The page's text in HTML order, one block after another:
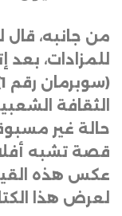
من جانبه، قال
للمزادات، بعد
الثقافة
حالة غير
قصة تشبه
عكس هذه
لعرض هذا